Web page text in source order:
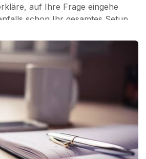
auf Ihre Frage eingehe
schon Ihr gesamtes Setup